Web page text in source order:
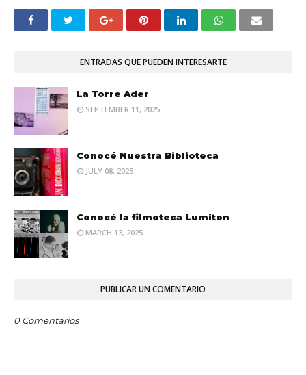
ENTRADAS QUE PUEDEN INTERESARTE
La Torre Ader
SEPTEMBER 11, 2025
Conocé Nuestra Biblioteca
JULY 08, 2025
Conocé la filmoteca Lumiton
MARCH 13, 2025
PUBLICAR UN COMENTARIO
0 Comentarios